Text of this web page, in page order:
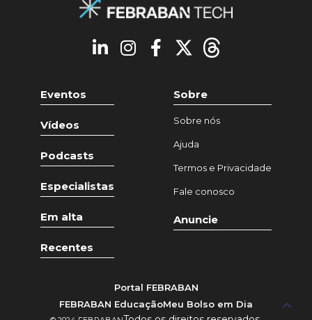
Eventos
Vídeos
Podcasts
Especialistas
Em alta
Recentes
Sobre
Sobre nós
Ajuda
Termos e Privacidade
Fale conosco
Anuncie
Portal FEBRABAN
FEBRABAN EducaçãoMeu Bolso em Dia keyboard_arrow_up